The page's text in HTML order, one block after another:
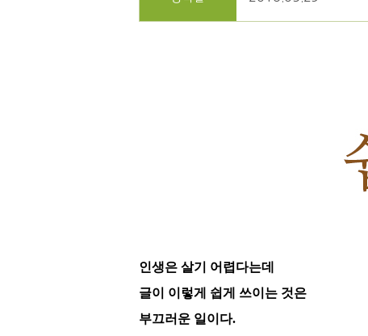
인생은 살기 어렵다는데
글이 이렇게 쉽게 쓰이는 것은
부끄러운 일이다.